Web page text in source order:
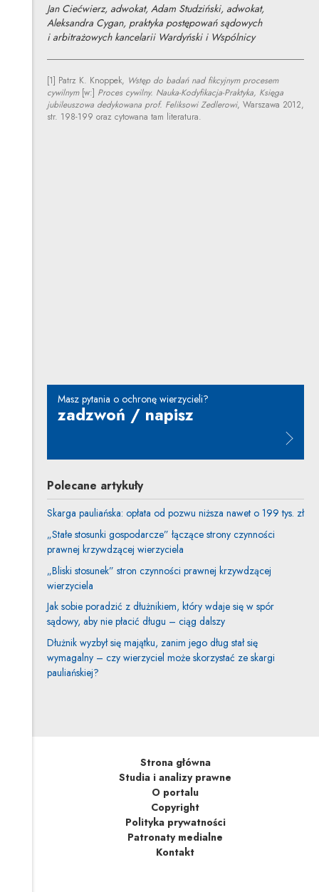
Jan Ciećwierz, adwokat, Adam Studziński, adwokat,
Aleksandra Cygan, praktyka postępowań sądowych
i arbitrażowych kancelarii Wardyński i Wspólnicy
[1] Patrz K. Knoppek, Wstęp do badań nad fikcyjnym procesem
cywilnym[w:] Proces cywilny. Nauka-Kodyfikacja-Praktyka, Księga
jubileuszowa dedykowana prof. Feliksowi Zedlerowi, Warszawa 2012,
str. 198-199 oraz cytowana tam literatura.
Masz pytania o ochronę wierzycieli?
zadzwoń / napisz
Uwaga, link zostanie otwarty w
Polecane artykuły
Skarga pauliańska: opłata od pozwu niższa nawet o 199 tys. zł
„Stałe stosunki gospodarcze” łączące strony czynności
prawnej krzywdzącej wierzyciela
„Bliski stosunek” stron czynności prawnej krzywdzącej
wierzyciela
Jak sobie poradzić z dłużnikiem, który wdaje się w spór
sądowy, aby nie płacić długu – ciąg dalszy
Dłużnik wyzbył się majątku, zanim jego dług stał się
wymagalny – czy wierzyciel może skorzystać ze skargi
pauliańskiej?
Strona główna
Studia i analizy prawne
O portalu
Copyright
Polityka prywatności
Patronaty medialne
Kontakt